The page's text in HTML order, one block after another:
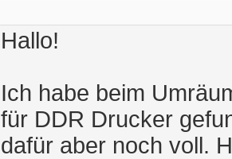
Hallo!
Ich habe beim
für DDR Drucker
dafür aber noch voll.